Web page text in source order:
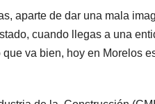
aparte de dar una mala
cuando llegas a una
va bien, hoy en Morelos